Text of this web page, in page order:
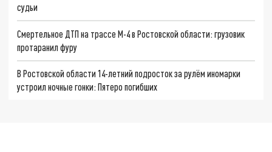
судьи
Смертельное ДТП на трассе М-4 в Ростовской области: грузовик
протаранил фуру
В Ростовской области 14-летний подросток за рулём иномарки
устроил ночные гонки: Пятеро погибших